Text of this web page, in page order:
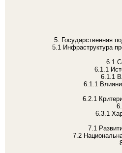
5. Государственная
5.1 Инфраструктура
6.1
6.1.1
6.1.1
6.1.1
6.2.1
6.3.1
7.1
7.2